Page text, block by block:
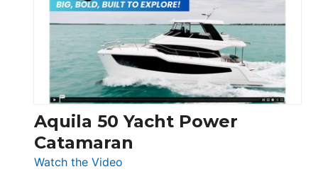
62
Electronic
Aquila 50 Yacht Power
Catamaran
Watch the Video